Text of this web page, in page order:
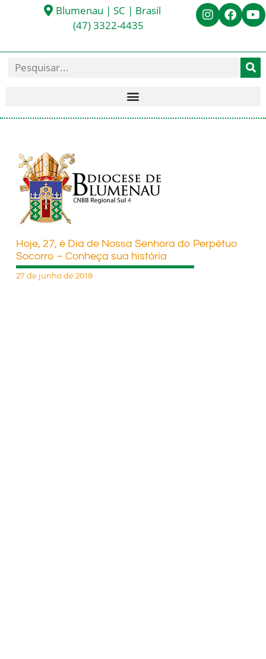
Blumenau | SC | Brasil
(47) 3322-4435
Hoje, 27, é Dia de Nossa Senhora do Perpétuo
Socorro – Conheça sua história
27 de junho de 2018